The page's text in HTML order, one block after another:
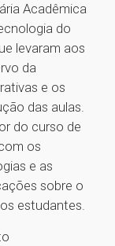
Acadêmica
do
levaram aos
da
e os
das aulas.
do curso de
os
e as
sobre o
estudantes.